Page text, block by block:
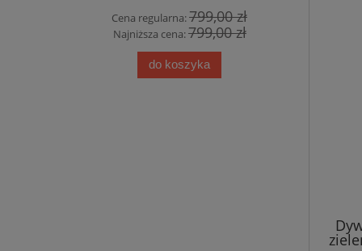
Cena regularna:799,00 zł
Najniższa cena:799,00 zł
do koszyka